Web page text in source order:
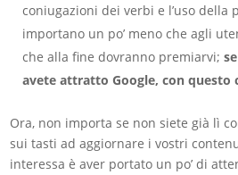
coniugazioni dei verbi e l’uso della
importano un po’ meno che agli
che alla fine dovranno premiarvi;
avete attratto Google, con questo
Ora, non importa se non siete già lì
sui tasti ad aggiornare i vostri
interessa è aver portato un po’ di